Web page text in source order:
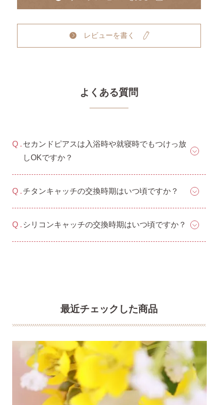
レビューを書く
よくある質問
セカンドピアスは入浴時や就寝時でもつけっ放
しOKですか？
チタンキャッチの交換時期はいつ頃ですか？
シリコンキャッチの交換時期はいつ頃ですか？
最近チェックした商品